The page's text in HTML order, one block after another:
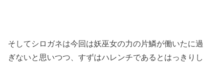
そしてシロガネは今回は妖巫女の力の片鱗が働いたに過
ぎないと思いつつ、すずはハレンチであるとはっきりし